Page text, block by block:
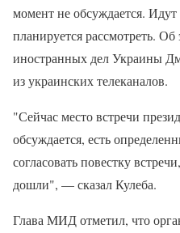
момент не обсуждается.
планируется рассмотреть.
иностранных дел Украины
из украинских телеканалов.
"Сейчас место встречи
обсуждается, есть
согласовать повестку
дошли", — сказал Кулеба.
Глава МИД отметил, что